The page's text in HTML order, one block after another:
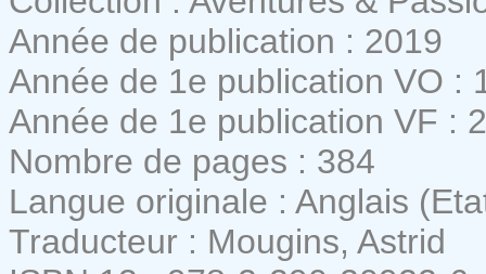
Année de publication : 2019
Année de 1e publication VO :
Année de 1e publication VF :
Nombre de pages : 384
Langue originale : Anglais
Traducteur : Mougins, Astrid